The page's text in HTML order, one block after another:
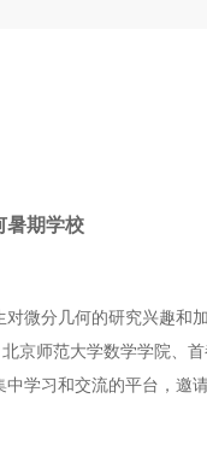
暑期学校
微分几何的研究兴趣和
京师范大学数学学院、
学习和交流的平台，邀